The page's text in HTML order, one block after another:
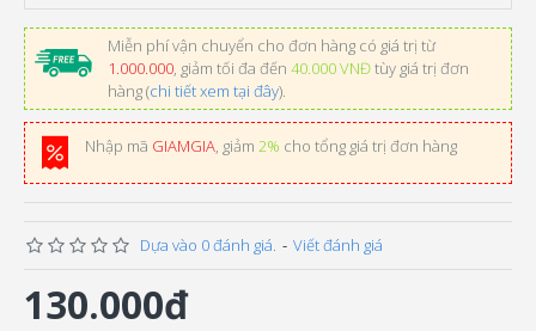
Miễn phí vận chuyển cho đơn hàng có giá trị từ
1.000.000, giảm tối đa đến 40.000 VNĐtùy giá trị đơn
hàng (chi tiết xem tại đây).
Nhập mã GIAMGIA, giảm 2% cho tổng giá trị đơn hàng
Dựa vào 0 đánh giá. - Viết đánh giá
130.000đ